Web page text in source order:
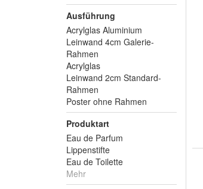
Ausführung
Acrylglas Aluminium
Leinwand 4cm Galerie-
Rahmen
Acrylglas
Leinwand 2cm Standard-
Rahmen
Poster ohne Rahmen
Produktart
Eau de Parfum
Lippenstifte
Eau de Toilette
Mehr